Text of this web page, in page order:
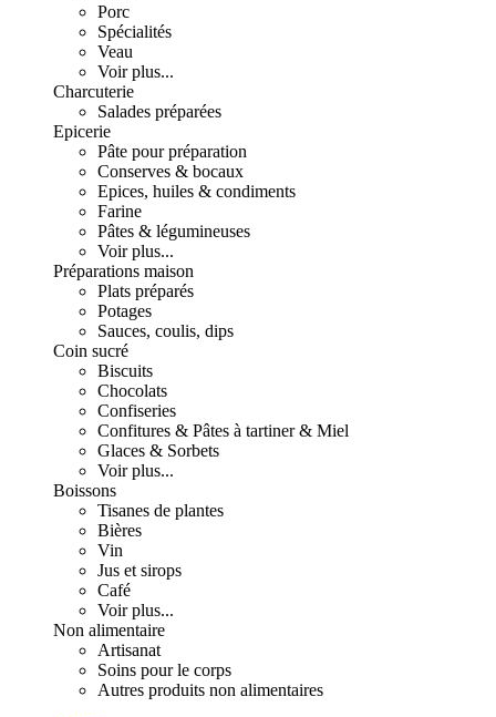
Porc
Spécialités
Veau
Voir plus...
Charcuterie
Salades préparées
Epicerie
Pâte pour préparation
Conserves & bocaux
Epices, huiles & condiments
Farine
Pâtes & légumineuses
Voir plus...
Préparations maison
Plats préparés
Potages
Sauces, coulis, dips
Coin sucré
Biscuits
Chocolats
Confiseries
Confitures & Pâtes à tartiner & Miel
Glaces & Sorbets
Voir plus...
Boissons
Tisanes de plantes
Bières
Vin
Jus et sirops
Café
Voir plus...
Non alimentaire
Artisanat
Soins pour le corps
Autres produits non alimentaires